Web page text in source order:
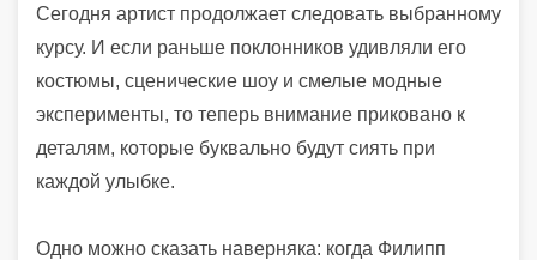
Сегодня артист продолжает следовать выбранному
курсу. И если раньше поклонников удивляли его
костюмы, сценические шоу и смелые модные
эксперименты, то теперь внимание приковано к
деталям, которые буквально будут сиять при
каждой улыбке.
Одно можно сказать наверняка: когда Филипп